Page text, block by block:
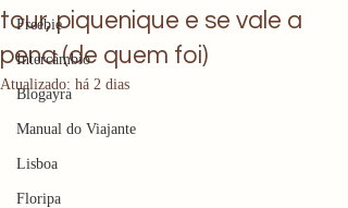
Freebie
Intercâmbio
Blogayra
Manual do Viajante
Lisboa
Floripa
tour, piquenique e se vale a
pena (de quem foi)
Atualizado: há 2 dias